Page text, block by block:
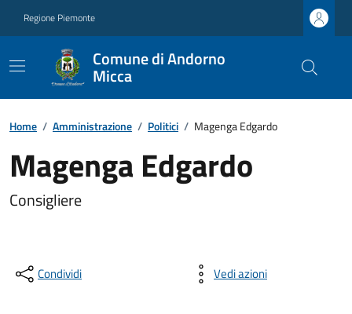
Regione Piemonte
Comune di Andorno
Micca
Home / Amministrazione / Politici / Magenga Edgardo
Magenga Edgardo
Consigliere
Condividi Vedi azioni